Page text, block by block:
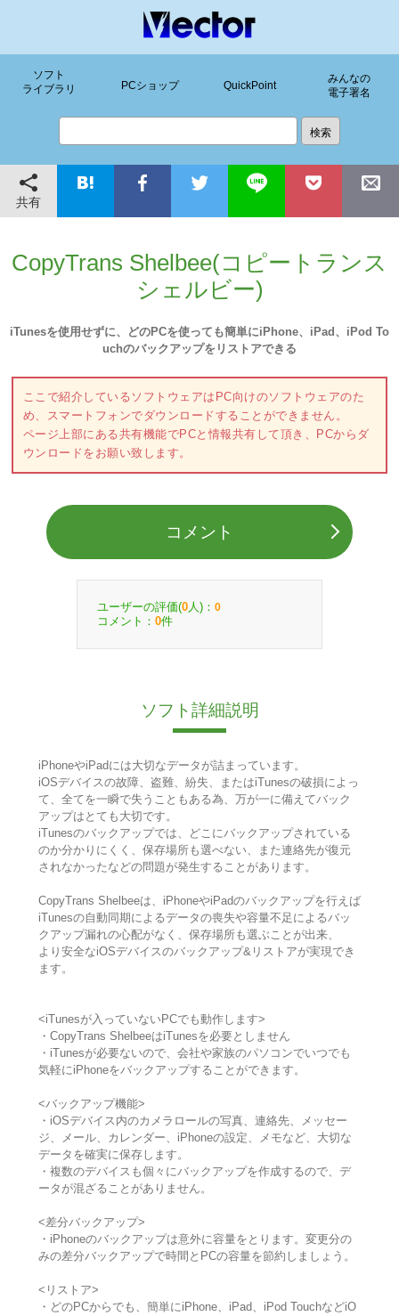
ソフト
ライブラリ
PCショップ QuickPoint
みんなの
電子署名
共有
CopyTrans Shelbee(コピートランス
シェルビー)
iTunesを使用せずに、どのPCを使っても簡単にiPhone、iPad、iPod To
uchのバックアップをリストアできる
ここで紹介しているソフトウェアはPC向けのソフトウェアのた
め、スマートフォンでダウンロードすることができません。
ページ上部にある共有機能でPCと情報共有して頂き、PCからダ
ウンロードをお願い致します。
コメント
ユーザーの評価(0 人)： 0
コメント： 0件
ソフト詳細説明
iPhoneやiPadには大切なデータが詰まっています。
iOSデバイスの故障、盗難、紛失、またはiTunesの破損によっ
て、全てを一瞬で失うこともある為、万が一に備えてバック
アップはとても大切です。
iTunesのバックアップでは、どこにバックアップされている
のか分かりにくく、保存場所も選べない、また連絡先が復元
されなかったなどの問題が発生することがあります。
CopyTrans Shelbeeは、iPhoneやiPadのバックアップを行えば
iTunesの自動同期によるデータの喪失や容量不足によるバッ
クアップ漏れの心配がなく、保存場所も選ぶことが出来、
より安全なiOSデバイスのバックアップ&リストアが実現でき
ます。
<iTunesが入っていないPCでも動作します>
・CopyTrans ShelbeeはiTunesを必要としません
・iTunesが必要ないので、会社や家族のパソコンでいつでも
気軽にiPhoneをバックアップすることができます。
<バックアップ機能>
・iOSデバイス内のカメラロールの写真、連絡先、メッセー
ジ、メール、カレンダー、iPhoneの設定、メモなど、大切な
データを確実に保存します。
・複数のデバイスも個々にバックアップを作成するので、デ
ータが混ざることがありません。
<差分バックアップ>
・iPhoneのバックアップは意外に容量をとります。変更分の
みの差分バックアップで時間とPCの容量を節約しましょう。
<リストア>
・どのPCからでも、簡単にiPhone、iPad、iPod TouchなどiO